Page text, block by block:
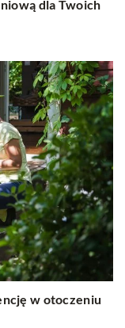
dla Twoich
w otoczeniu